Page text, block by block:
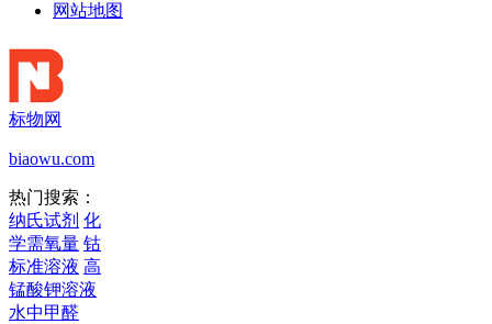
网站地图
标物网
biaowu.com
热门搜索：
纳氏试剂 化
学需氧量 钴
标准溶液 高
锰酸钾溶液
水中甲醛